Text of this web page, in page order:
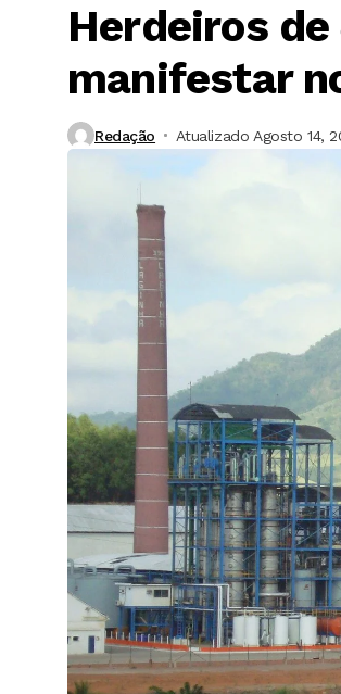
Herdeiros
manifestar
Redação Atualizado Agosto 14,